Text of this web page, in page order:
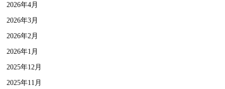
2026年4月
2026年3月
2026年2月
2026年1月
2025年12月
2025年11月